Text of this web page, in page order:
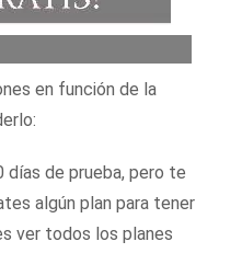
en función de la
días de prueba, pero te
algún plan para tener
ver todos los planes